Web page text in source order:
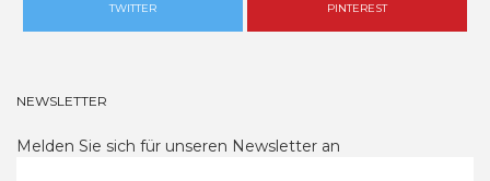
TWITTER PINTEREST
NEWSLETTER
Melden Sie sich für unseren Newsletter an